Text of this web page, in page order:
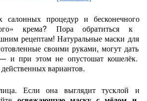
салонных процедур и бесконечного
крема? Пораобратиться к
рецептам! Натуральные маски для
своими руками, могут дать
и при этом не опустошаткошелёк.
действенныхвариантов.
Если она выглядиттусклой и